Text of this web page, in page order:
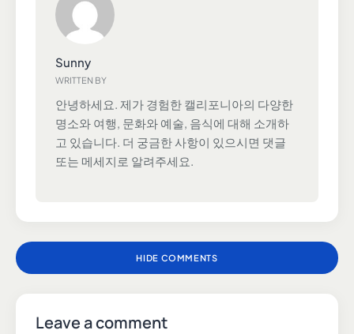
WRITTEN BY
Sunny
안녕하세요. 제가 경험한 캘리포니아의 다양한
명소와 여행, 문화와 예술, 음식에 대해 소개하
고 있습니다. 더 궁금한 사항이 있으시면 댓글
또는 메세지로 알려주세요.
HIDE COMMENTS
Leave a comment